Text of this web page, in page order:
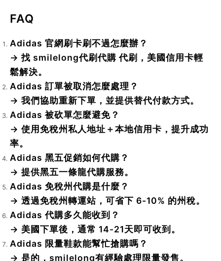
FAQ
Adidas 官網刷卡刷不過怎麼辦？
→ 找 smilelong代刷代購 代刷，美國信用卡輕
鬆解決。
Adidas 訂單被取消怎麼處理？
→ 我們協助重新下單，並提供替代付款方式。
Adidas 被砍單怎麼避免？
→ 使用免稅州私人地址＋本地信用卡，提升成功
率。
Adidas 黑五促銷如何代購？
→ 提供黑五一條龍代購服務。
Adidas 免稅州代購是什麼？
→ 透過免稅州轉運站，可省下 6-10% 的州稅。
Adidas 代購多久能收到？
→ 美國下單後，通常 14-21天即可收到。
Adidas 限量鞋款能幫忙搶購嗎？
→ 是的，smilelong有經驗處理限量發售。